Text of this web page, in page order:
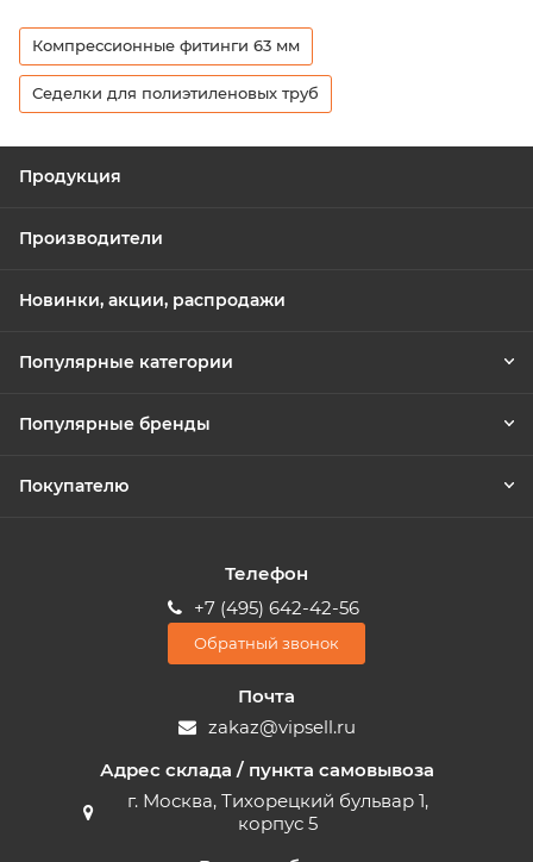
Компрессионные фитинги 63 мм
Седелки для полиэтиленовых труб
Продукция
Производители
Новинки, акции, распродажи
Популярные категории
Популярные бренды
Покупателю
Телефон
+7 (495) 642-42-56
Обратный звонок
Почта
zakaz@vipsell.ru
Адрес склада / пункта самовывоза
г. Москва, Тихорецкий бульвар 1,
корпус 5